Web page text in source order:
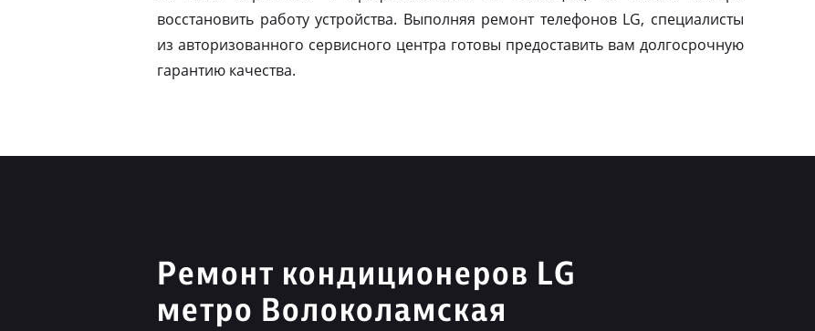
восстановить работу устройства. Выполняя ремонт телефонов LG, специалисты
из авторизованного сервисного центра готовы предоставить вам долгосрочную
гарантию качества.
Ремонт кондиционеров LG
метро Волоколамская